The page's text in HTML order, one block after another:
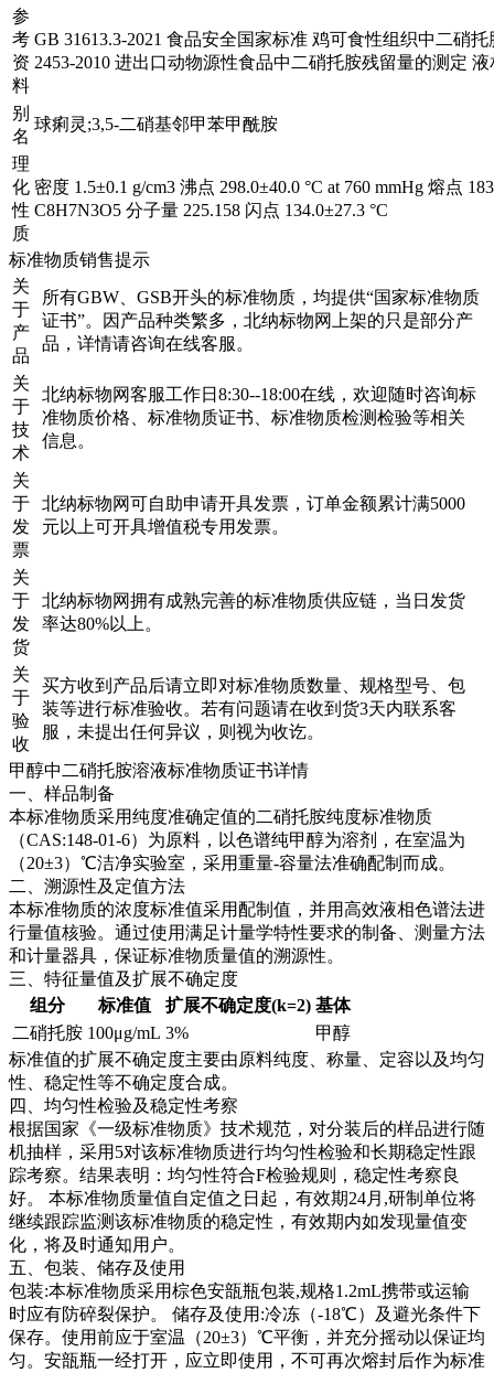
参
考
资
料
GB 31613.3-2021 食品安全国家标准 鸡可食性组织中二硝
2453-2010 进出口动物源性食品中二硝托胺残留量的测定
别
名
球痢灵;3,5-二硝基邻甲苯甲酰胺
理
化
性
质
密度 1.5±0.1 g/cm3 沸点 298.0±40.0 °C at 760 mmHg 熔点
C8H7N3O5 分子量 225.158 闪点 134.0±27.3 °C
标准物质销售提示
关
于
产
品
所有GBW、GSB开头的标准物质，均提供“国家标准物质
证书”。因产品种类繁多，北纳标物网上架的只是部分产
品，详情请咨询在线客服。
关
于
技
术
北纳标物网客服工作日8:30--18:00在线，欢迎随时咨询标
准物质价格、标准物质证书、标准物质检测检验等相关
信息。
关
于
发
票
北纳标物网可自助申请开具发票，订单金额累计满5000
元以上可开具增值税专用发票。
关
于
发
货
北纳标物网拥有成熟完善的标准物质供应链，当日发货
率达80%以上。
关
于
验
收
买方收到产品后请立即对标准物质数量、规格型号、包
装等进行标准验收。若有问题请在收到货3天内联系客
服，未提出任何异议，则视为收讫。
甲醇中二硝托胺溶液标准物质证书详情
一、样品制备
本标准物质采用纯度准确定值的二硝托胺纯度标准物质
（CAS:148-01-6）为原料，以色谱纯甲醇为溶剂，在室温为
（20±3）℃洁净实验室，采用重量-容量法准确配制而成。
二、溯源性及定值方法
本标准物质的浓度标准值采用配制值，并用高效液相色谱法进
行量值核验。通过使用满足计量学特性要求的制备、测量方法
和计量器具，保证标准物质量值的溯源性。
三、特征量值及扩展不确定度
组分
标准值 扩展不确定度(k=2) 基体
二硝托胺 100μg/mL 3%
甲醇
标准值的扩展不确定度主要由原料纯度、称量、定容以及均匀
性、稳定性等不确定度合成。
四、均匀性检验及稳定性考察
根据国家《一级标准物质》技术规范，对分装后的样品进行随
机抽样，采用5对该标准物质进行均匀性检验和长期稳定性跟
踪考察。结果表明：均匀性符合F检验规则，稳定性考察良
好。 本标准物质量值自定值之日起，有效期24月,研制单位将
继续跟踪监测该标准物质的稳定性，有效期内如发现量值变
化，将及时通知用户。
五、包装、储存及使用
包装:本标准物质采用棕色安瓿瓶包装,规格1.2mL携带或运输
时应有防碎裂保护。 储存及使用:冷冻（-18℃）及避光条件下
保存。使用前应于室温（20±3）℃平衡，并充分摇动以保证均
匀。安瓿瓶一经打开，应立即使用，不可再次熔封后作为标准